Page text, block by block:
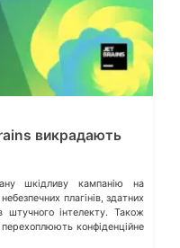
викрадають
шкідливу кампанію на
плагінів, здатних
штучного інтелекту. Також
конфіденційне